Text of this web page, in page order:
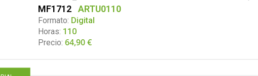
MF1712 ARTU0110
Formato: Digital
Horas: 110
Precio: 64,90€